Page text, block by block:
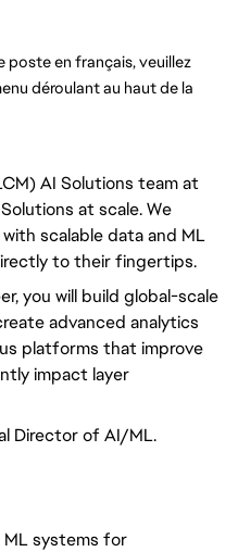
poste en français, veuillez
déroulant au haut de la
AI Solutions team at
at scale. We
scalable data and ML
to their fingertips.
you will build global-scale
advanced analytics
platforms that improve
impact layer
Director of AI/ML.
ML systems for